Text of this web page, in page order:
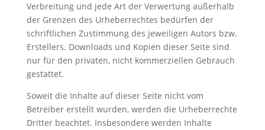
Verbreitung und jede Art der Verwertung außerhalb
der Grenzen des Urheberrechtes bedürfen der
schriftlichen Zustimmung des jeweiligen Autors bzw.
Erstellers. Downloads und Kopien dieser Seite sind
nur für den privaten, nicht kommerziellen Gebrauch
gestattet.
Soweit die Inhalte auf dieser Seite nicht vom
Betreiber erstellt wurden, werden die Urheberrechte
Dritter beachtet. Insbesondere werden Inhalte